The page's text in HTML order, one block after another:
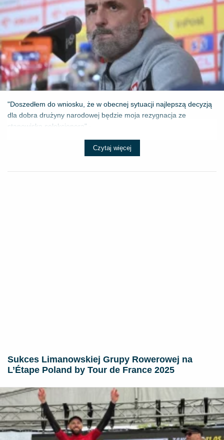
"Doszedłem do wniosku, że w obecnej sytuacji najlepszą decyzją
dla dobra drużyny narodowej będzie moja rezygnacja ze
stanowiska selekcjonera" - ...
Czytaj więcej
Sukces Limanowskiej Grupy Rowerowej na
L’Étape Poland by Tour de France 2025